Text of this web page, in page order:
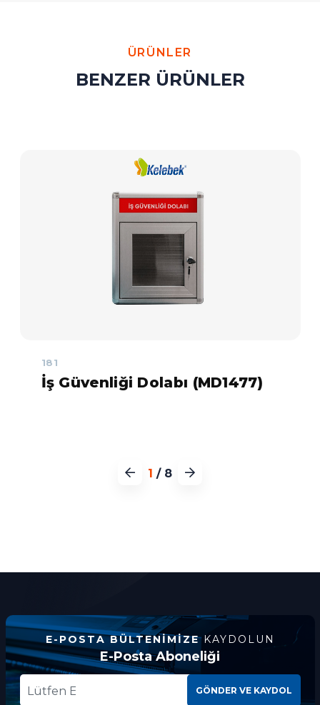
ÜRÜNLER
BENZER ÜRÜNLER
181
İş Güvenliği Dolabı (MD1477)
1 / 8
E-POSTA BÜLTENIMIZE KAYDOLUN
E-Posta Aboneliği
GÖNDER VE KAYDOL